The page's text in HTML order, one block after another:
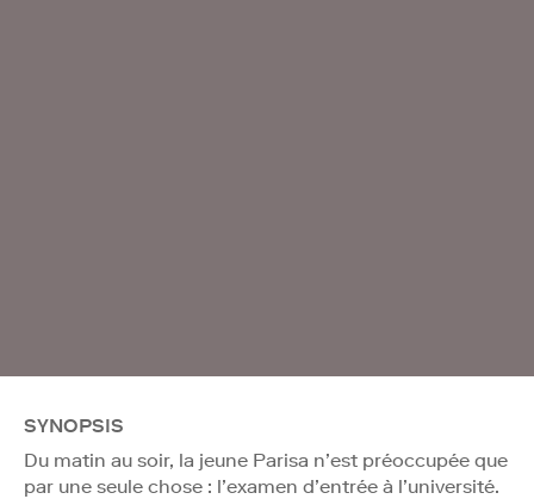
SYNOPSIS
Du matin au soir, la jeune Parisa n’est préoccupée que
par une seule chose : l’examen d’entrée à l’université.